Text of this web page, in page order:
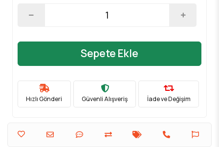
Sepete Ekle
Hızlı Gönderi Güvenli Alışveriş İade ve Değişim